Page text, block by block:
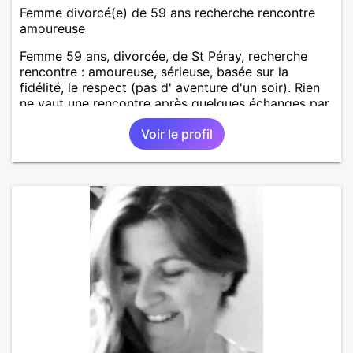
Femme divorcé(e) de 59 ans recherche rencontre
amoureuse
Femme 59 ans, divorcée, de St Péray, recherche
rencontre : amoureuse, sérieuse, basée sur la
fidélité, le respect (pas d' aventure d'un soir). Rien
ne vaut une rencontre après quelques échanges par
messages pour savoir si il y a un feeling entre les
deux et le désir de se revoir. Au plaisir de se
Voir le profil